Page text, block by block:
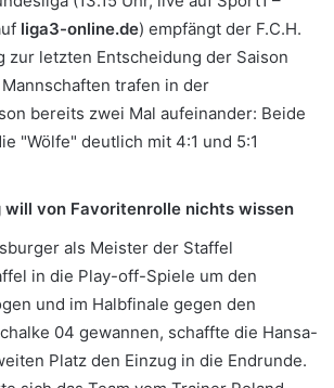
liga3-online.de) empfängt der F.C.H.
zur letzten Entscheidung der Saison
trafen in der
bereits zwei Mal aufeinander: Beide
"Wölfe" deutlich mit 4:1 und 5:1
will von Favoritenrolle nichts wissen
als Meister der Staffel
in die Play-off-Spiele um den
und im Halbfinale gegen den
04 gewannen, schaffte die Hansa-
Platz den Einzug in die Endrunde.